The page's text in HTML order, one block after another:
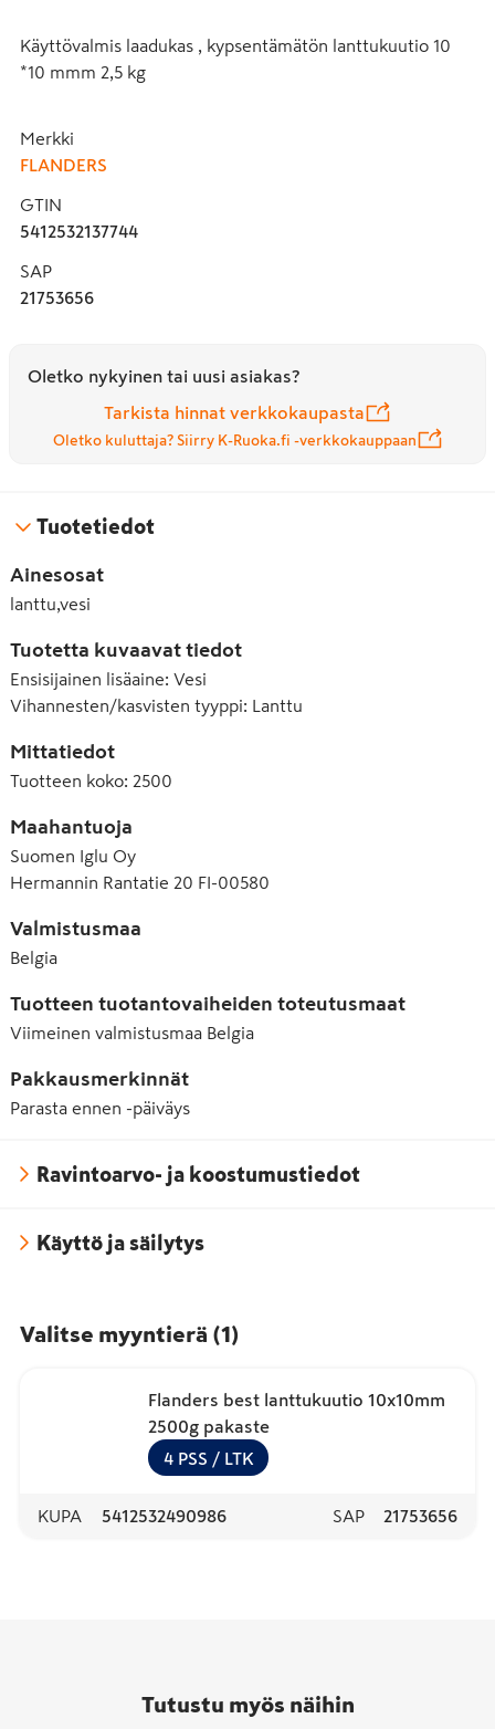
Käyttövalmis laadukas , kypsentämätön lanttukuutio 10
*10 mmm 2,5 kg
Merkki
FLANDERS
GTIN
5412532137744
SAP
21753656
Oletko nykyinen tai uusi asiakas?
Tarkista hinnat verkkokaupasta
Oletko kuluttaja? Siirry K-Ruoka.fi -verkkokauppaan
Tuotetiedot
Ainesosat
lanttu,vesi
Tuotetta kuvaavat tiedot
Ensisijainen lisäaine: Vesi
Vihannesten/kasvisten tyyppi: Lanttu
Mittatiedot
Tuotteen koko: 2500
Maahantuoja
Suomen Iglu Oy
Hermannin Rantatie 20 FI-00580
Valmistusmaa
Belgia
Tuotteen tuotantovaiheiden toteutusmaat
Viimeinen valmistusmaa Belgia
Pakkausmerkinnät
Parasta ennen -päiväys
Ravintoarvo- ja koostumustiedot
Käyttö ja säilytys
Valitse myyntierä (1 )
Flanders best lanttukuutio 10x10mm
2500g pakaste
4 PSS / LTK
KUPA 5412532490986 SAP 21753656
Tutustu myös näihin